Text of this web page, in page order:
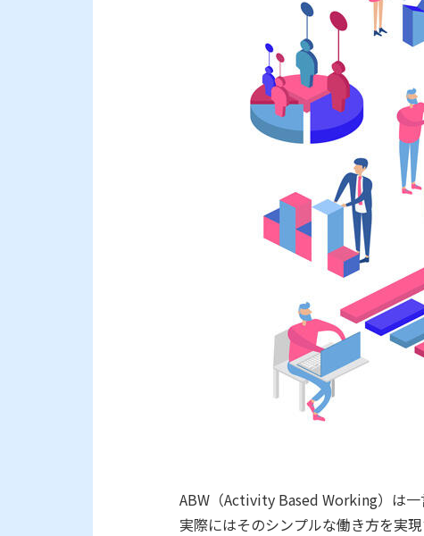
ABW（Activity Based Working）は一
実際にはそのシンプルな働き方を実